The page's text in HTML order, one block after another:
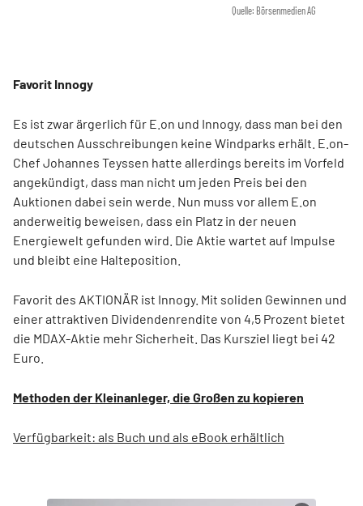
Quelle: Börsenmedien AG
Favorit Innogy
Es ist zwar ärgerlich für E.on und Innogy, dass man bei den
deutschen Ausschreibungen keine Windparks erhält. E.on-
Chef Johannes Teyssen hatte allerdings bereits im Vorfeld
angekündigt, dass man nicht um jeden Preis bei den
Auktionen dabei sein werde. Nun muss vor allem E.on
anderweitig beweisen, dass ein Platz in der neuen
Energiewelt gefunden wird. Die Aktie wartet auf Impulse
und bleibt eine Halteposition.
Favorit des AKTIONÄR ist Innogy. Mit soliden Gewinnen und
einer attraktiven Dividendenrendite von 4,5 Prozent bietet
die MDAX-Aktie mehr Sicherheit. Das Kursziel liegt bei 42
Euro.
Methoden der Kleinanleger, die Großen zu kopieren
Verfügbarkeit: als Buch und als eBook erhältlich